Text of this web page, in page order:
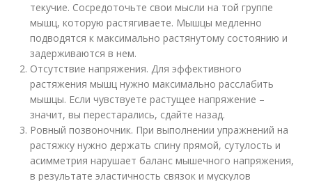
текучие. Сосредоточьте свои мысли на той группе
мышц, которую растягиваете. Мышцы медленно
подводятся к максимально растянутому состоянию и
задерживаются в нем.
Отсутствие напряжения. Для эффективного
растяжения мышц нужно максимально расслабить
мышцы. Если чувствуете растущее напряжение –
значит, вы перестарались, сдайте назад.
Ровный позвоночник. При выполнении упражнений на
растяжку нужно держать спину прямой, сутулость и
асимметрия нарушает баланс мышечного напряжения,
в результате эластичность связок и мускулов